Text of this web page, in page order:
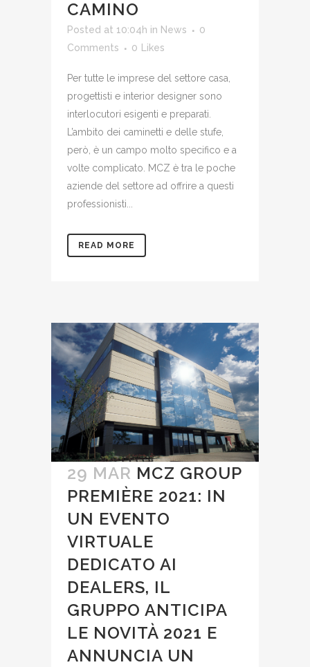
CAMINO
Posted at 10:04h in News
0
Comments
0 Likes
Per tutte le imprese del settore casa,
progettisti e interior designer sono
interlocutori esigenti e preparati.
L’ambito dei caminetti e delle stufe,
però, è un campo molto specifico e a
volte complicato. MCZ è tra le poche
aziende del settore ad offrire a questi
professionisti...
READ MORE
29 MAR MCZ GROUP
PREMIÈRE 2021: IN
UN EVENTO
VIRTUALE
DEDICATO AI
DEALERS, IL
GRUPPO ANTICIPA
LE NOVITÀ 2021 E
ANNUNCIA UN